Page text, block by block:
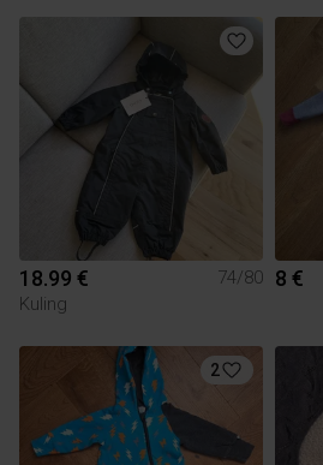
18.99 €
74/80
Kuling
8 €
2